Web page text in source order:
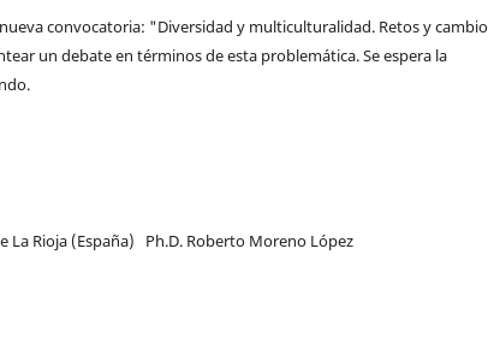
convocatoria: "Diversidad y multiculturalidad. Retos y
un debate en términos de esta problemática. Se espera la
Rioja (España) Ph.D. Roberto Moreno López